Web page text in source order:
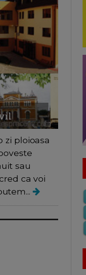
zi ploioasa
sau
ca voi